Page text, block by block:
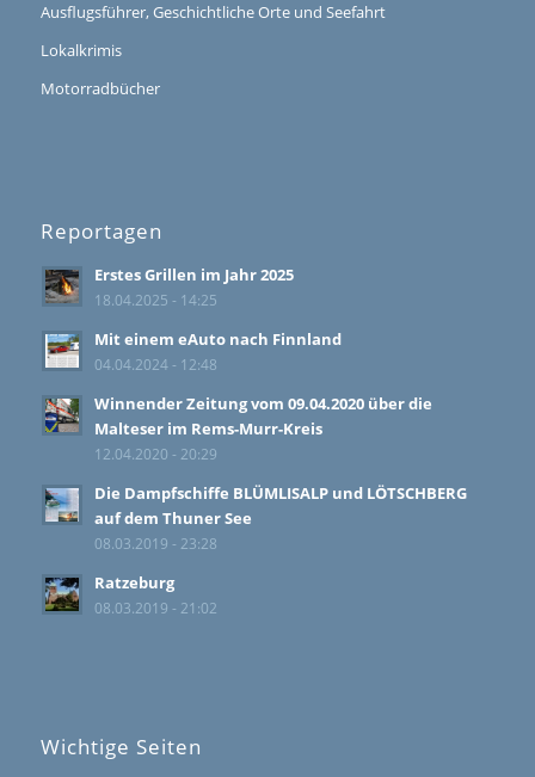
Ausflugsführer, Geschichtliche Orte und Seefahrt
Lokalkrimis
Motorradbücher
Reportagen
Erstes Grillen im Jahr 2025
18.04.2025 - 14:25
Mit einem eAuto nach Finnland
04.04.2024 - 12:48
Winnender Zeitung vom 09.04.2020 über die
Malteser im Rems-Murr-Kreis
12.04.2020 - 20:29
Die Dampfschiffe BLÜMLISALP und LÖTSCHBERG
auf dem Thuner See
08.03.2019 - 23:28
Ratzeburg
08.03.2019 - 21:02
Wichtige Seiten